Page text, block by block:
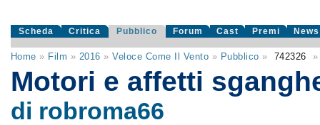
Scheda Critica Pubblico Forum Cast Premi News
Home » Film » 2016 »Veloce Come Il Vento » Pubblico » 742326 »
Motori e affetti
di robroma66